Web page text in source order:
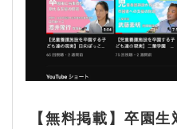
【無料掲載】卒園